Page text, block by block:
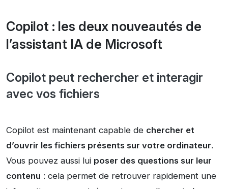
Copilot : les deux nouveautés de
l’assistant IA de Microsoft
Copilot peut rechercher et interagir
avec vos fichiers
Copilot est maintenant capable de chercher et
d’ouvrir les fichiers présents sur votre ordinateur.
Vous pouvez aussi lui poser des questions sur leur
contenu : cela permet de retrouver rapidement une